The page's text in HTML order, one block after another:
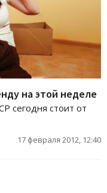
на этой неделе
сегодня стоит от
17 февраля 2012, 12:40